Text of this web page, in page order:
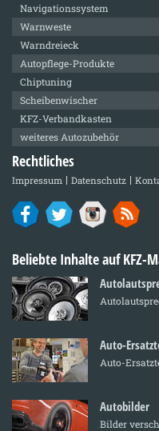
Navigationssystem
Warnweste
Warndreieck
Autopflege-Produkte
Chiptuning
Scheibenwischer
KFZ-Verbandkasten
weiteres Autozubehör
Rechtliches
Impressum Datenschutz
Beliebte Inhalte auf KFZ-
Auto-
Auto-
Autobilder
Bilder